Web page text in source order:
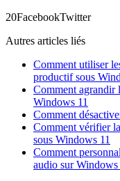
20FacebookTwitter
Autres articles liés
Comment utiliser
productif sous
Comment agrandir
Windows 11
Comment
Comment vérifier
sous Windows 11
Comment
audio sur Windows